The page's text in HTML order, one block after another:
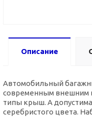
Описание
Автомобильный
современным внешним
типы крыш. А
серебристого цвета.